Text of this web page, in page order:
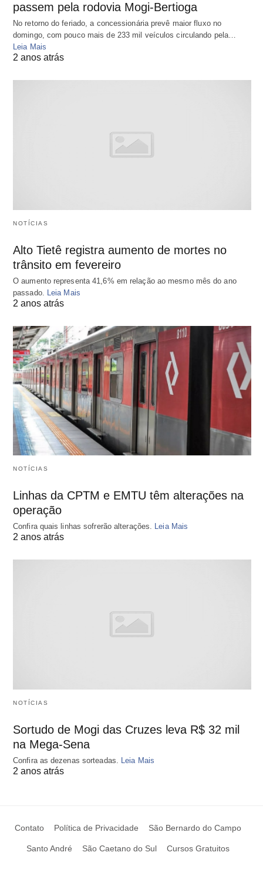
passem pela rodovia Mogi-Bertioga
No retorno do feriado, a concessionária prevê maior fluxo no
domingo, com pouco mais de 233 mil veículos circulando pela…
Leia Mais
2 anos atrás
NOTÍCIAS
Alto Tietê registra aumento de mortes no
trânsito em fevereiro
O aumento representa 41,6% em relação ao mesmo mês do ano
passado.
Leia Mais
2 anos atrás
NOTÍCIAS
Linhas da CPTM e EMTU têm alterações na
operação
Confira quais linhas sofrerão alterações. Leia Mais
2 anos atrás
NOTÍCIAS
Sortudo de Mogi das Cruzes leva R$ 32 mil
na Mega-Sena
Confira as dezenas sorteadas. Leia Mais
2 anos atrás
Contato Política de Privacidade São Bernardo do Campo
Santo André São Caetano do Sul Cursos Gratuitos